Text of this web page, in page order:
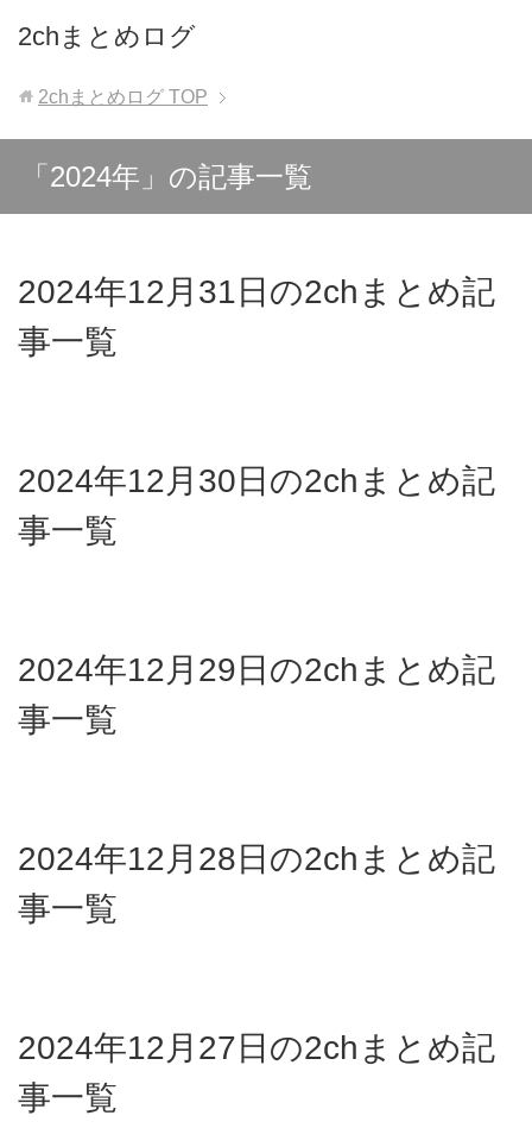
2chまとめログ
2chまとめログ TOP
「2024年」の記事一覧
2024年12月31日の2chまとめ記
事一覧
2024年12月30日の2chまとめ記
事一覧
2024年12月29日の2chまとめ記
事一覧
2024年12月28日の2chまとめ記
事一覧
2024年12月27日の2chまとめ記
事一覧